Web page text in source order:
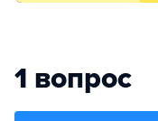
1 вопрос